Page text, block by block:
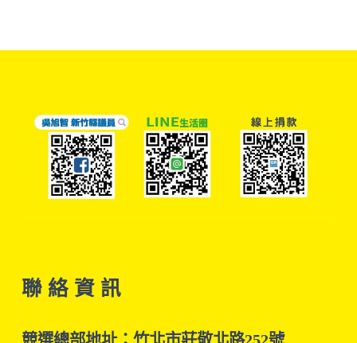
聯 絡 資 訊